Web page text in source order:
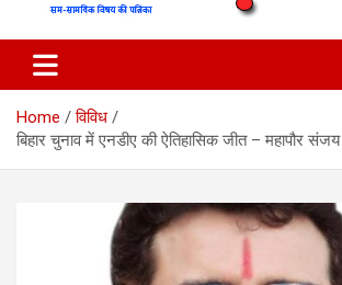
Nichod
Home
विविध
बिहार चुनाव में एनडीए की ऐतिहासिक जीत – महापौर